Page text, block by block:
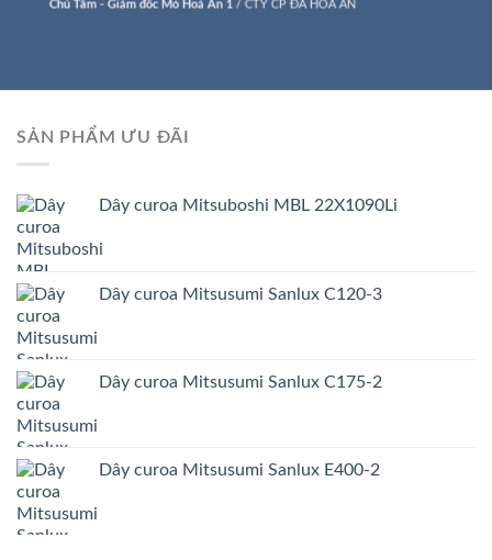
Chú Tâm - Giám đốc Mỏ Hoá An 1 / CTY CP ĐÁ HOÁ AN
SẢN PHẨM ƯU ĐÃI
Dây curoa Mitsuboshi MBL 22X1090Li
Dây curoa Mitsusumi Sanlux C120-3
Dây curoa Mitsusumi Sanlux C175-2
Dây curoa Mitsusumi Sanlux E400-2